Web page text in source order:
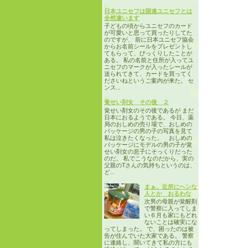
日本ユニセフは国連ユニセフとは
全然違います
子どもの頃からユニセフのカード
が可愛いと思って買ったりしてた
のですが、 前に日本ユニセフ協会
からお名前シールをプレゼントし
てもらって、びっくりしたことが
ある。 私の名前と住所が入ってユ
ニセフのマークが入ったシールが
送られてきて、カードを買ってく
ださいねというご案内が来た。 セ
ンス...
覚せい剤女 その後 ２
覚せい剤女のその後であるが まだ
日本におるようである。 今日、薬
局のおしめの売り場で、おしめの
パッケージの男の子の写真を見て
私は泣きたくなった。 おしめの
パッケージにモデルの男の子が覚
せい剤女の息子にそっくりだった
のだ。 私でこうなのだから、実の
父親のTさんの気持ちというのは、
ど...
まぁ。近所にヘンな
人とか おるわな
次男の母親が覚醒剤
で警察に入ってしま
い６月も家にもどれ
ないことは確実にな
ってしまった。 で、困ったのは被
告が住んでいた大家である。 警察
に連絡し、聞いてきて私の方にも